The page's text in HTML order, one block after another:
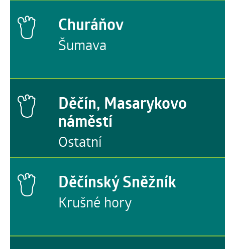
Churáňov
Šumava
Děčín, Masarykovo
náměstí
Ostatní
Děčínský Sněžník
Krušné hory